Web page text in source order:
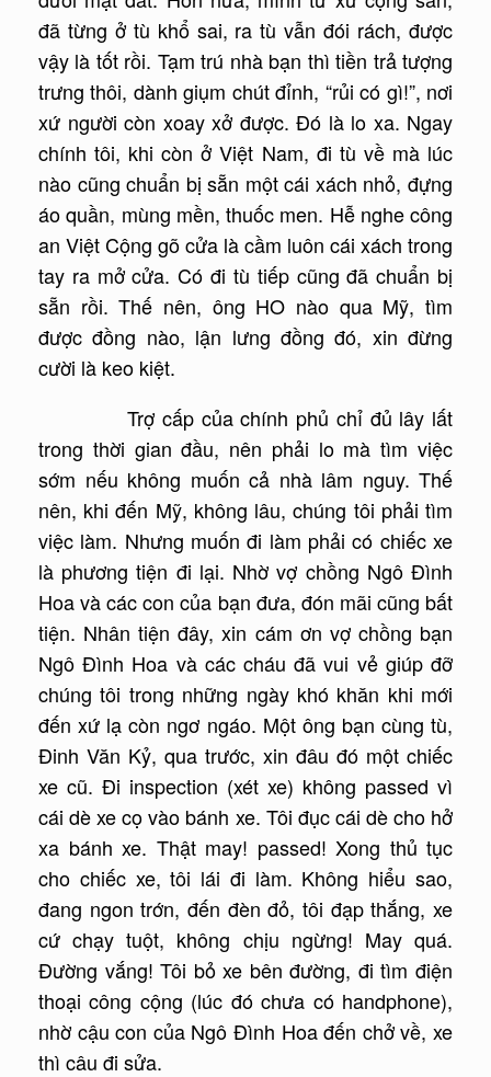
đã từng ở tù khổ sai, ra tù vẫn đói rách, được
vậy là tốt rồi. Tạm trú nhà bạn thì tiền trả tượng
trưng thôi, dành giụm chút đỉnh, “rủi có gì!”, nơi
xứ người còn xoay xở được. Đó là lo xa. Ngay
chính tôi, khi còn ở Việt Nam, đi tù về mà lúc
nào cũng chuẩn bị sẵn một cái xách nhỏ, đựng
áo quần, mùng mền, thuốc men. Hễ nghe công
an Việt Cộng gõ cửa là cầm luôn cái xách trong
tay ra mở cửa. Có đi tù tiếp cũng đã chuẩn bị
sẵn rồi. Thế nên, ông HO nào qua Mỹ, tìm
được đồng nào, lận lưng đồng đó, xin đừng
cười là keo kiệt.
Trợ cấp của chính phủ chỉ đủ lây lất
trong thời gian đầu, nên phải lo mà tìm việc
sớm nếu không muốn cả nhà lâm nguy. Thế
nên, khi đến Mỹ, không lâu, chúng tôi phải tìm
việc làm. Nhưng muốn đi làm phải có chiếc xe
là phương tiện đi lại. Nhờ vợ chồng Ngô Đình
Hoa và các con của bạn đưa, đón mãi cũng bất
tiện. Nhân tiện đây, xin cám ơn vợ chồng bạn
Ngô Đình Hoa và các cháu đã vui vẻ giúp đỡ
chúng tôi trong những ngày khó khăn khi mới
đến xứ lạ còn ngơ ngáo. Một ông bạn cùng tù,
Đinh Văn Kỷ, qua trước, xin đâu đó một chiếc
xe cũ. Đi inspection (xét xe) không passed vì
cái dè xe cọ vào bánh xe. Tôi đục cái dè cho hở
xa bánh xe. Thật may! passed! Xong thủ tục
cho chiếc xe, tôi lái đi làm. Không hiểu sao,
đang ngon trớn, đến đèn đỏ, tôi đạp thắng, xe
cứ chạy tuột, không chịu ngừng! May quá.
Đường vắng! Tôi bỏ xe bên đường, đi tìm điện
thoại công cộng (lúc đó chưa có handphone),
nhờ cậu con của Ngô Đình Hoa đến chở về, xe
thì câu đi sửa.